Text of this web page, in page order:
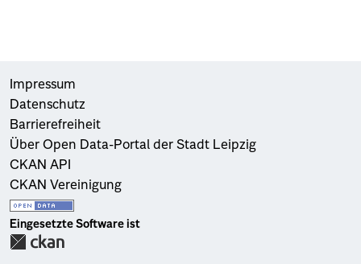
Impressum
Datenschutz
Barrierefreiheit
Über Open Data-Portal der Stadt Leipzig
CKAN API
CKAN Vereinigung
Eingesetzte Software ist